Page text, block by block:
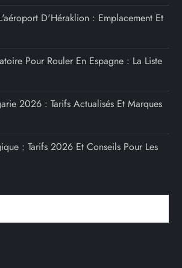
D'Héraklion : Emplacement Et
Pour Rouler En Espagne : La Liste
2026 : Tarifs Actualisés Et Marques
: Tarifs 2026 Et Conseils Pour Les